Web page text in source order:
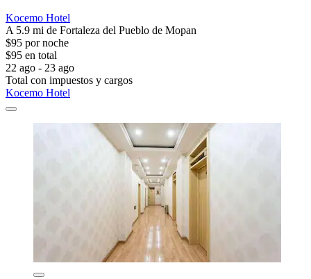
Kocemo Hotel
A 5.9 mi de Fortaleza del Pueblo de Mopan
$95 por noche
$95 en total
22 ago - 23 ago
Total con impuestos y cargos
Kocemo Hotel